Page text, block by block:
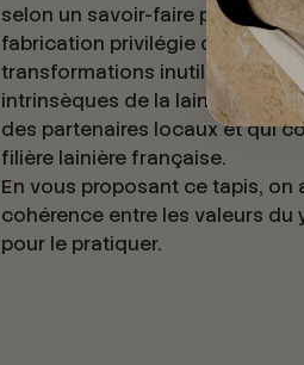
selon un savoir-faire précis qui
fabrication privilégie des
transformations inutiles pour
intrinsèques de la laine. Un
des partenaires locaux et qui
filière lainière française.
En vous proposant ce tapis, on
cohérence entre les valeurs
pour le pratiquer.